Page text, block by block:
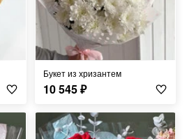
Букет из хризантем
10 545₽